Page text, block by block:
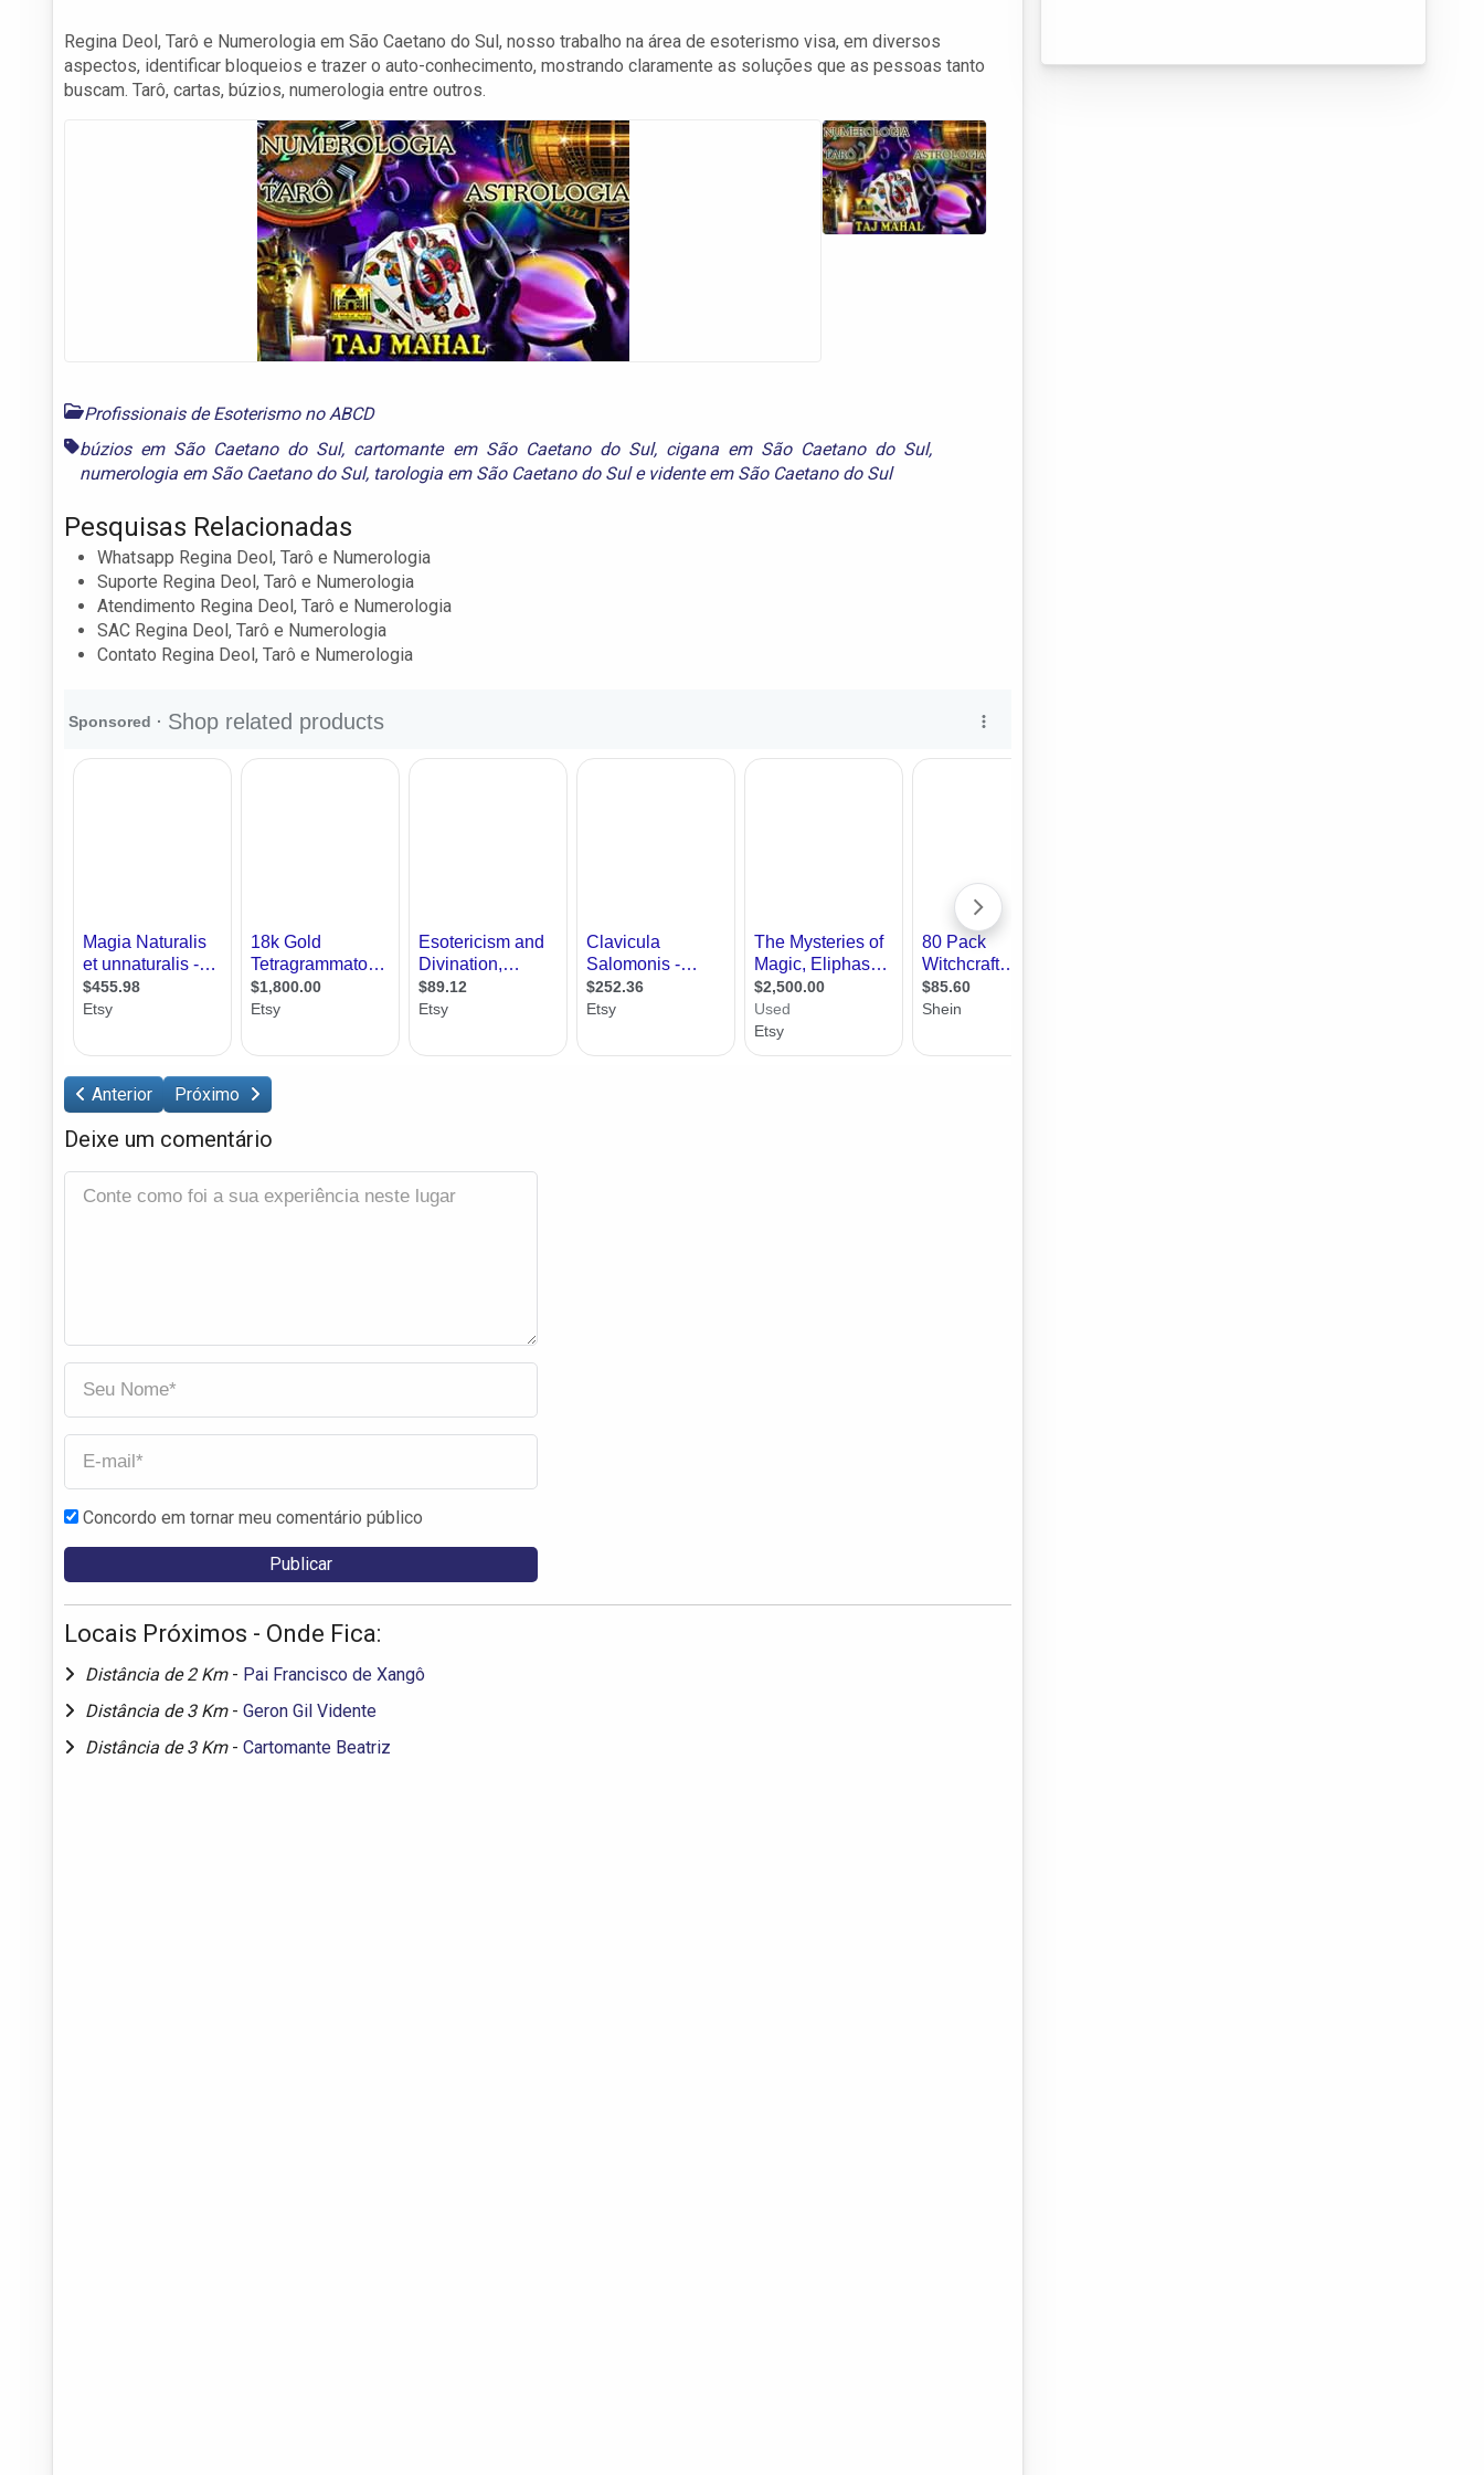
Regina Deol, Tarô e Numerologia em São Caetano do Sul, nosso trabalho na área de esoterismo visa, em diversos
aspectos, identificar bloqueios e trazer o auto-conhecimento, mostrando claramente as soluções que as pessoas tanto
buscam. Tarô, cartas, búzios, numerologia entre outros.
Profissionais de Esoterismo no ABCD
búzios em São Caetano do Sul, cartomante em São Caetano do Sul, cigana em São Caetano do Sul,
numerologia em São Caetano do Sul, tarologia em São Caetano do Sule vidente em São Caetano do Sul
Pesquisas Relacionadas
Whatsapp Regina Deol, Tarô e Numerologia
Suporte Regina Deol, Tarô e Numerologia
Atendimento Regina Deol, Tarô e Numerologia
SAC Regina Deol, Tarô e Numerologia
Contato Regina Deol, Tarô e Numerologia
Anterior Próximo
Deixe um comentário
Concordo em tornar meu comentário público
Locais Próximos - Onde Fica:
Distância de 2 Km - Pai Francisco de Xangô
Distância de 3 Km - Geron Gil Vidente
Distância de 3 Km - Cartomante Beatriz